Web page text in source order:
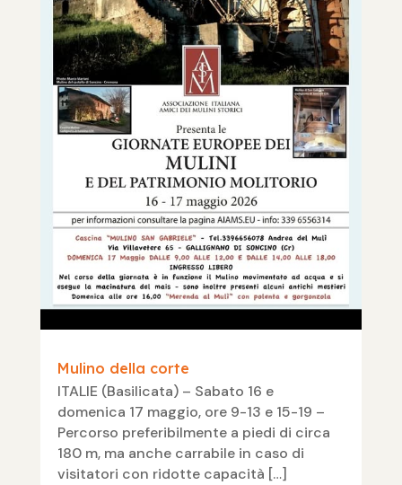
Mulino della corte
ITALIE (Basilicata) – Sabato 16 e
domenica 17 maggio, ore 9-13 e 15-19 –
Percorso preferibilmente a piedi di circa
180 m, ma anche carrabile in caso di
visitatori con ridotte capacità […]